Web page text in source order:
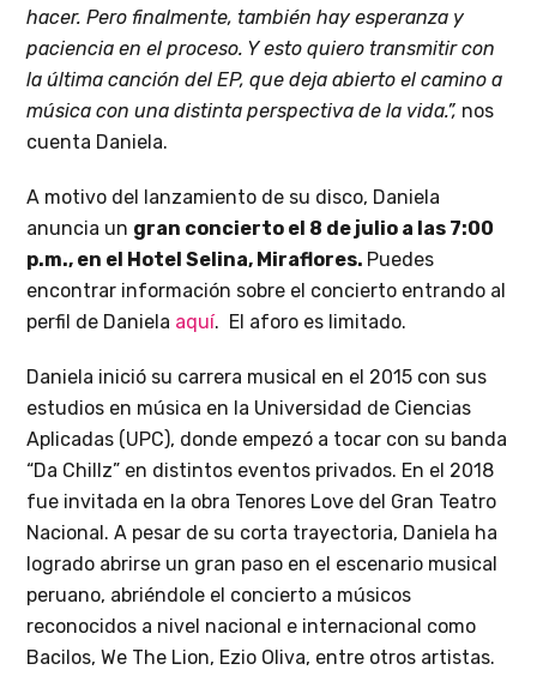
hacer. Pero finalmente, también hay esperanza y
paciencia en el proceso. Y esto quiero transmitir con
la última canción del EP, que deja abierto el camino a
música con una distinta perspectiva de la vida.”, nos
cuenta Daniela.
A motivo del lanzamiento de su disco, Daniela
anuncia un gran concierto el 8 de julio a las 7:00
p.m., en el Hotel Selina, Miraflores. Puedes
encontrar información sobre el concierto entrando al
perfil de Daniela aquí. El aforo es limitado.
Daniela inició su carrera musical en el 2015 con sus
estudios en música en la Universidad de Ciencias
Aplicadas (UPC), donde empezó a tocar con su banda
“Da Chillz” en distintos eventos privados. En el 2018
fue invitada en la obra Tenores Love del Gran Teatro
Nacional. A pesar de su corta trayectoria, Daniela ha
logrado abrirse un gran paso en el escenario musical
peruano, abriéndole el concierto a músicos
reconocidos a nivel nacional e internacional como
Bacilos, We The Lion, Ezio Oliva, entre otros artistas.